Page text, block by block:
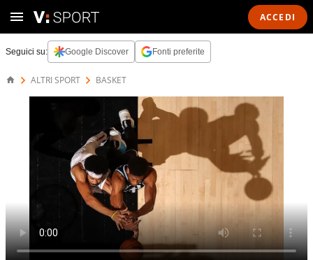
ACCEDI
Seguici su: Google Discover Fonti preferite
ALTRI SPORT BASKET